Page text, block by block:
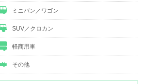
ミニバン／ワゴン
SUV／クロカン
軽商用車
その他